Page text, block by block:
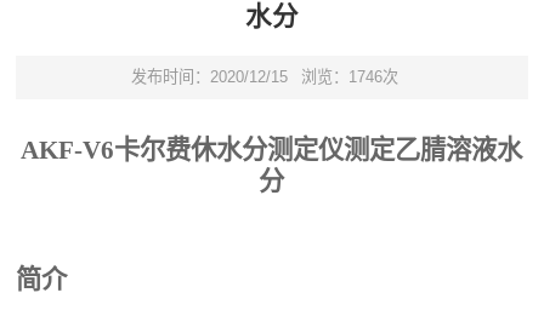
水分
发布时间：2020/12/15 浏览：1746次
AKF-V6卡尔费休水分测定仪测定乙腈溶液水
分
简介